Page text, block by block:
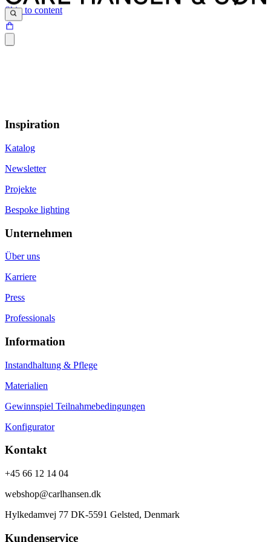
Skip to content
Inspiration
Katalog
Newsletter
Projekte
Bespoke lighting
Unternehmen
Über uns
Karriere
Press
Professionals
Information
Instandhaltung & Pflege
Materialien
Gewinnspiel Teilnahmebedingungen
Konfigurator
Kontakt
+45 66 12 14 04
webshop@carlhansen.dk
Hylkedamvej 77 DK-5591 Gelsted, Denmark
Kundenservice